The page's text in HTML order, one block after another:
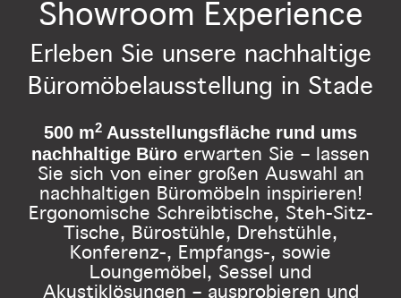
Showroom Experience
Erleben Sie unsere nachhaltige
Büromöbelausstellung in Stade
500 m2 Ausstellungsfläche rund ums
nachhaltige Büro erwarten Sie – lassen
Sie sich von einer großen Auswahl an
nachhaltigen Büromöbeln inspirieren!
Ergonomische Schreibtische, Steh-Sitz-
Tische, Bürostühle, Drehstühle,
Konferenz-, Empfangs-, sowie
Loungemöbel, Sessel und
Akustiklösungen – ausprobieren und